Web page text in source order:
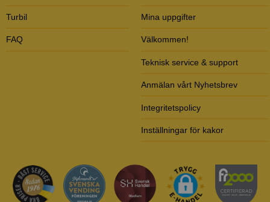
Turbil
FAQ
Mina uppgifter
Välkommen!
Teknisk service & support
Anmälan vårt Nyhetsbrev
Integritetspolicy
Inställningar för kakor